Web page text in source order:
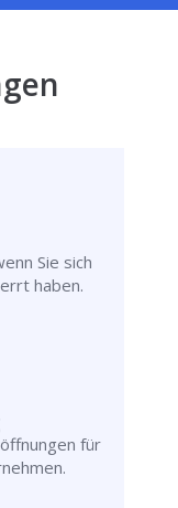
Sie sich
haben.
für